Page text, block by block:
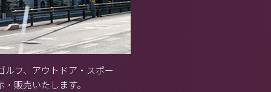
フ、アウトドア・スポー
販売いたします。